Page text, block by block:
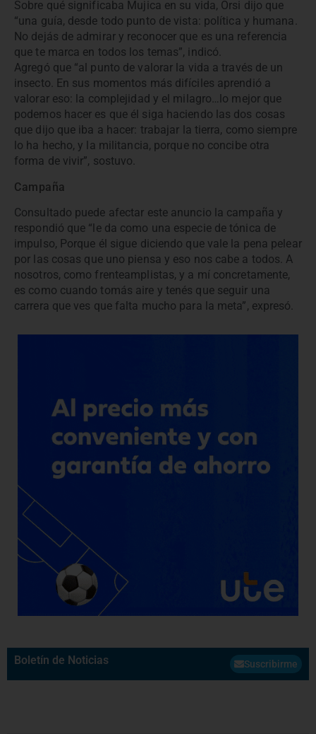
Sobre qué significaba Mujica en su vida, Orsi dijo que
“una guía, desde todo punto de vista: política y humana.
No dejás de admirar y reconocer que es una referencia
que te marca en todos los temas”, indicó.
Agregó que “al punto de valorar la vida a través de un
insecto. En sus momentos más difíciles aprendió a
valorar eso: la complejidad y el milagro…lo mejor que
podemos hacer es que él siga haciendo las dos cosas
que dijo que iba a hacer: trabajar la tierra, como siempre
lo ha hecho, y la militancia, porque no concibe otra
forma de vivir”, sostuvo.
Campaña
Consultado puede afectar este anuncio la campaña y
respondió que “le da como una especie de tónica de
impulso, Porque él sigue diciendo que vale la pena pelear
por las cosas que uno piensa y eso nos cabe a todos. A
nosotros, como frenteamplistas, y a mí concretamente,
es como cuando tomás aire y tenés que seguir una
carrera que ves que falta mucho para la meta”, expresó.
Boletín de Noticias Suscribirme